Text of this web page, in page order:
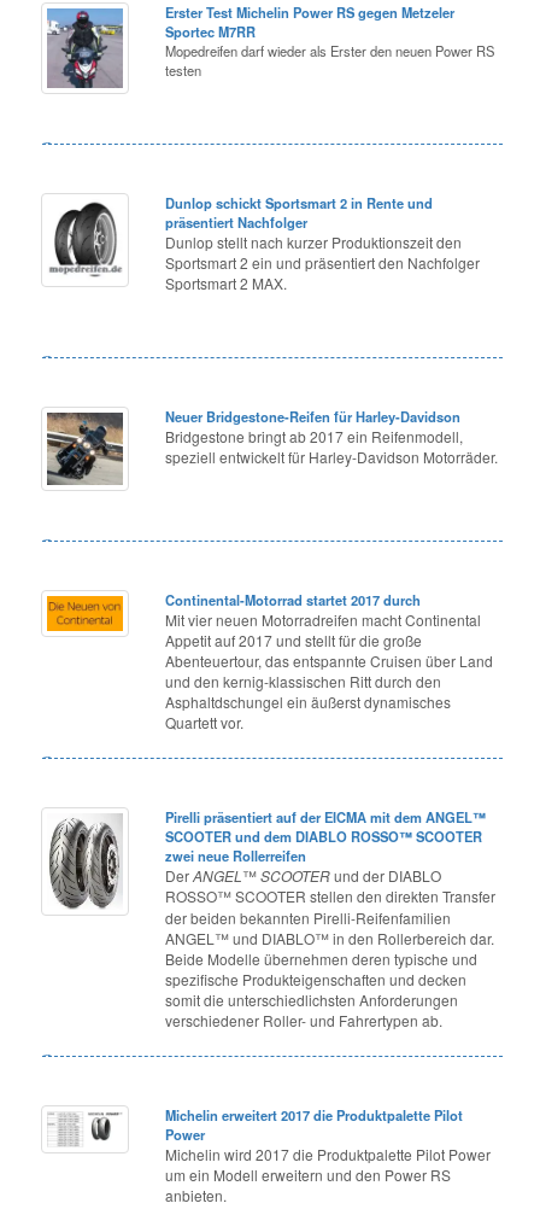
Erster Test Michelin Power RS gegen Metzeler
Sportec M7RR
Mopedreifen darf wieder als Erster den neuen Power RS
testen
Dunlop schickt Sportsmart 2 in Rente und
präsentiert Nachfolger
Dunlop stellt nach kurzer Produktionszeit den
Sportsmart 2 ein und präsentiert den Nachfolger
Sportsmart 2 MAX.
Neuer Bridgestone-Reifen für Harley-Davidson
Bridgestone bringt ab 2017 ein Reifenmodell,
speziell entwickelt für Harley-Davidson Motorräder.
Continental-Motorrad startet 2017 durch
Mit vier neuen Motorradreifen macht Continental
Appetit auf 2017 und stellt für die große
Abenteuertour, das entspannte Cruisen über Land
und den kernig-klassischen Ritt durch den
Asphaltdschungel ein äußerst dynamisches
Quartett vor.
Pirelli präsentiert auf der EICMA mit dem ANGEL™
SCOOTER und dem DIABLO ROSSO™ SCOOTER
zwei neue Rollerreifen
DerANGEL ™SCOOTERund der DIABLO
ROSSO™ SCOOTER stellen den direkten Transfer
der beiden bekannten Pirelli-Reifenfamilien
ANGEL™ und DIABLO™ in den Rollerbereich dar.
Beide Modelle übernehmen deren typische und
spezifische Produkteigenschaften und decken
somit die unterschiedlichsten Anforderungen
verschiedener Roller- und Fahrertypen ab.
Michelin erweitert 2017 die Produktpalette Pilot
Power
Michelin wird 2017 die Produktpalette Pilot Power
um ein Modell erweitern und den Power RS
anbieten.